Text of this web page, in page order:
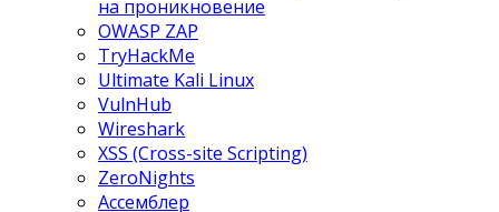
на проникновение
OWASP ZAP
TryHackMe
Ultimate Kali Linux
VulnHub
Wireshark
XSS (Cross-site Scripting)
ZeroNights
Ассемблер